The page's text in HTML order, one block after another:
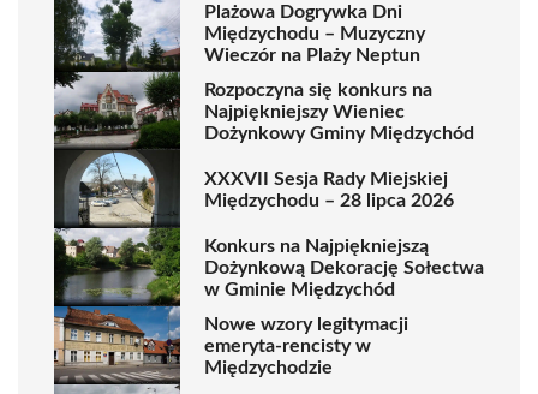
Plażowa Dogrywka Dni
Międzychodu – Muzyczny
Wieczór na Plaży Neptun
Rozpoczyna się konkurs na
Najpiękniejszy Wieniec
Dożynkowy Gminy Międzychód
XXXVII Sesja Rady Miejskiej
Międzychodu – 28 lipca 2026
Konkurs na Najpiękniejszą
Dożynkową Dekorację Sołectwa
w Gminie Międzychód
Nowe wzory legitymacji
emeryta-rencisty w
Międzychodzie